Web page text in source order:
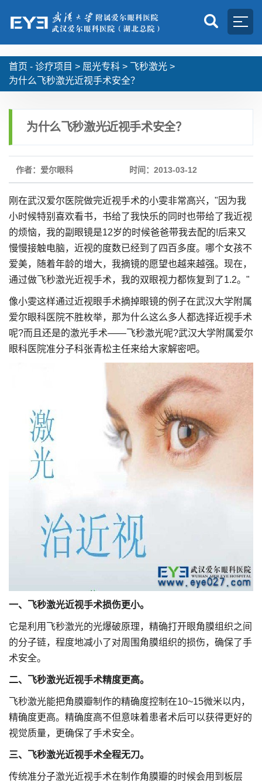
首页 - 诊疗项目 > 屈光专科 > 飞秒激光 >
为什么飞秒激光近视手术安全？
为什么飞秒激光近视手术安全？
作者：爱尔眼科 时间：2013-03-12
刚在武汉爱尔医院做完近视手术的小雯非常高兴，"因为我
小时候特别喜欢看书，书给了我快乐的同时也带给了我近视
的烦恼，我的副眼镜是12岁的时候爸爸带我去配的!后来又
慢慢接触电脑，近视的度数已经到了四百多度。哪个女孩不
爱美，随着年龄的增大，我摘镜的愿望也越来越强。现在，
通过做飞秒激光近视手术，我的双眼视力都恢复到了1.2。"
像小雯这样通过近视眼手术摘掉眼镜的例子在武汉大学附属
爱尔眼科医院不胜枚举，那为什么这么多人都选择近视手术
呢?而且还是的激光手术——飞秒激光呢?武汉大学附属爱尔
眼科医院准分子科张青松主任来给大家解密吧。
一、飞秒激光近视手术损伤更小。
它是利用飞秒激光的光爆破原理，精确打开眼角膜组织之间
的分子链，程度地减小了对周围角膜组织的损伤，确保了手
术安全。
二、飞秒激光近视手术精度更高。
飞秒激光能把角膜瓣制作的精确度控制在10~15微米以内，
精确度更高。精确度高不但意味着患者术后可以获得更好的
视觉质量，更确保了手术安全。
三、飞秒激光近视手术全程无刀。
传统准分子激光近视手术在制作角膜瓣的时候会用到板层